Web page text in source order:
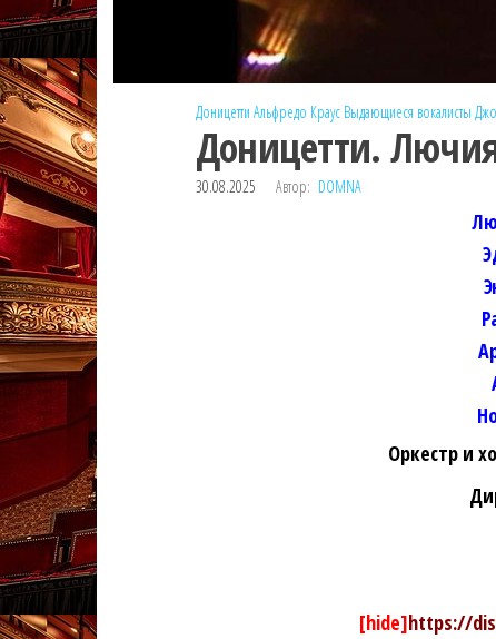
Доницетти Альфредо Краус Выдающиеся вокалисты
Доницетти.
30.08.2025 Автор: DOMNA
Оркестр и
[hide]https://